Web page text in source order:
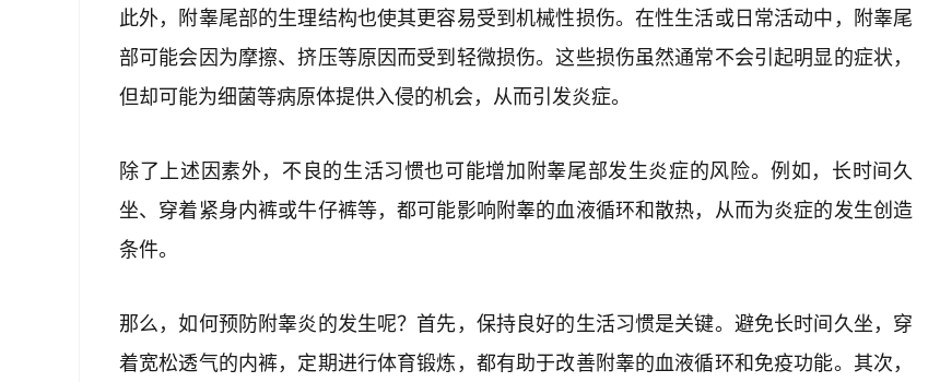
此外，附睾尾部的生理结构也使其更容易受到机械性损伤。在性生活或日常活动中，附睾尾
部可能会因为摩擦、挤压等原因而受到轻微损伤。这些损伤虽然通常不会引起明显的症状，
但却可能为细菌等病原体提供入侵的机会，从而引发炎症。
除了上述因素外，不良的生活习惯也可能增加附睾尾部发生炎症的风险。例如，长时间久
坐、穿着紧身内裤或牛仔裤等，都可能影响附睾的血液循环和散热，从而为炎症的发生创造
条件。
那么，如何预防附睾炎的发生呢？首先，保持良好的生活习惯是关键。避免长时间久坐，穿
着宽松透气的内裤，定期进行体育锻炼，都有助于改善附睾的血液循环和免疫功能。其次，